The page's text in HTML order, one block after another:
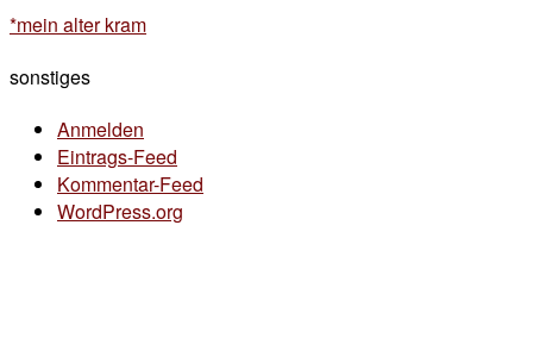
*mein alter kram
sonstiges
Anmelden
Eintrags-Feed
Kommentar-Feed
WordPress.org